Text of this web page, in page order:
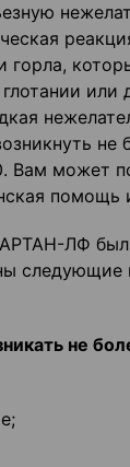
горла,
или
не
Вам может
помощь
ЛФ
следующие
не